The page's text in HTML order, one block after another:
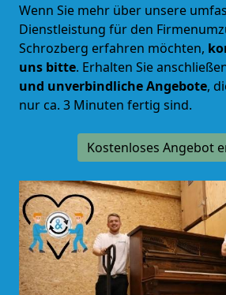
Wenn Sie mehr über unsere
Dienstleistung für den
Schrozberg erfahren möchten,
uns bitte. Erhalten Sie
und unverbindliche Angebote,
nur ca. 3 Minuten fertig sind.
Kostenloses Angebot